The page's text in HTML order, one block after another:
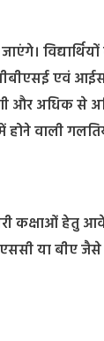
एवं
और अधिक से
वाली
कक्षाओं हेतु
या बीए जैसे